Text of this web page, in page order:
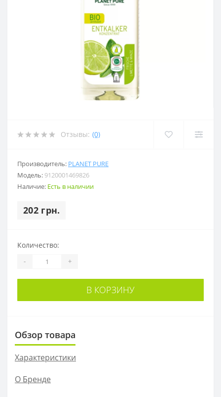
Отзывы: (0)
Производитель: PLANET PURE
Модель: 9120001469826
Наличие: Есть в наличии
202 грн.
Количество:
- +
В КОРЗИНУ
Обзор товара
Характеристики
О Бренде